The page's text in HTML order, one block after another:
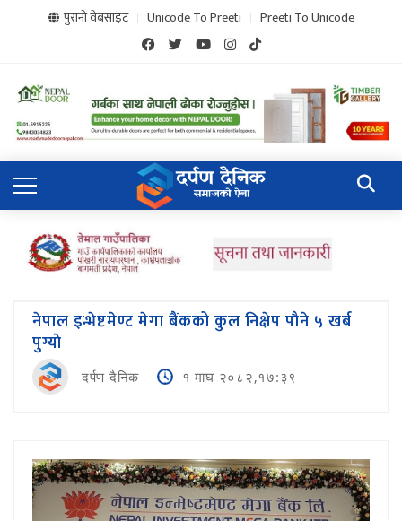
पुरानो वेबसाइट Unicode To Preeti Preeti To Unicode
नेपाल इन्भेष्टमेण्ट मेगा बैंकको कुल निक्षेप पाैने ५ खर्ब
पुग्याे
दर्पण दैनिक १ माघ २०८२,१७:३९